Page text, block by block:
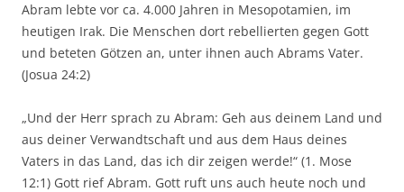
Abram lebte vor ca. 4.000 Jahren in Mesopotamien, im
heutigen Irak. Die Menschen dort rebellierten gegen Gott
und beteten Götzen an, unter ihnen auch Abrams Vater.
(Josua 24:2)
„Und der Herr sprach zu Abram: Geh aus deinem Land und
aus deiner Verwandtschaft und aus dem Haus deines
Vaters in das Land, das ich dir zeigen werde!“ (1. Mose
12:1) Gott rief Abram. Gott ruft uns auch heute noch und